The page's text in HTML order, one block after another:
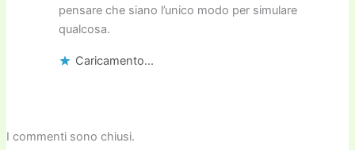
pensare che siano l’unico modo per simulare
qualcosa.
Caricamento...
I commenti sono chiusi.